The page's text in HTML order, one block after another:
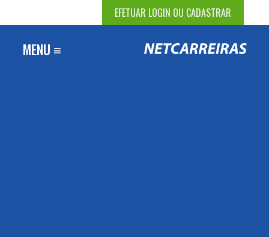
EFETUAR LOGIN OU CADASTRAR
MENU ≡